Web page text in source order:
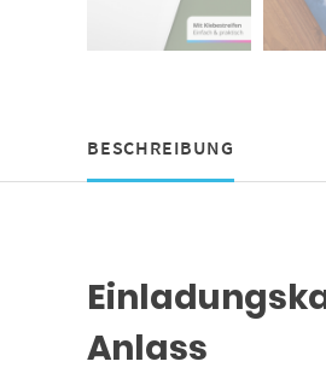
BESCHREIBUNG
Anlass